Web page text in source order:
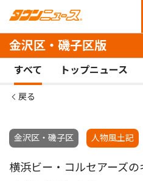
金沢区・磯子区版
すべて トップニュース
戻る
金沢区・磯子区 人物風土記
横浜ビー・コルセアーズ